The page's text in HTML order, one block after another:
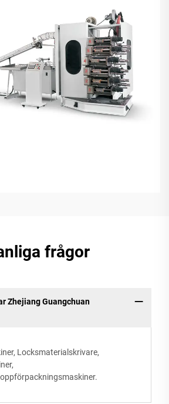
frågor
Zhejiang Guangchuan
Locksmaterialskrivare,